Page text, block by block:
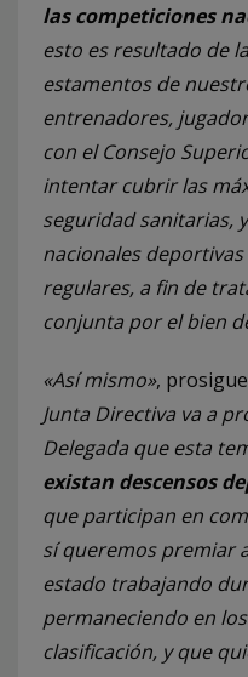
las competiciones
esto es resultado de
estamentos de
entrenadores,
con el Consejo
intentar cubrir las
seguridad sanitarias,
nacionales
regulares, a fin de
conjunta por el bien
«Así mismo»,
Junta Directiva va a
Delegada que esta
existan descensos
que participan en
sí queremos premiar
estado trabajando
permaneciendo en
clasificación, y que